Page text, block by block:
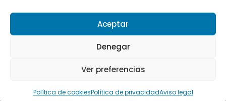
Aceptar
Denegar
Ver preferencias
Política de cookiesPolítica de privacidadAviso legal
Política de privacidad
Política de cookies
Todos los derechos resevados.